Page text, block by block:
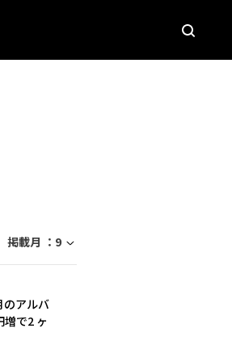
掲載月 ： 9
のアルバ
で2 ヶ